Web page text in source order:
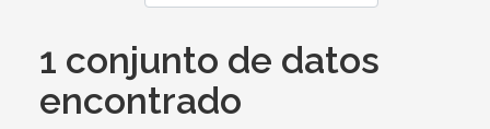
1 conjunto de datos
encontrado